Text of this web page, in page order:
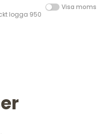
logga 950
Visa moms